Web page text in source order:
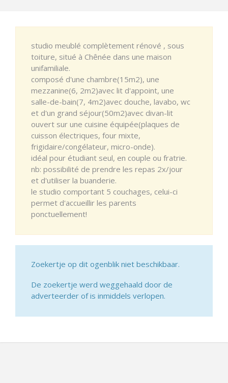
studio meublé complètement rénové , sous
toiture, situé à Chênée dans une maison
unifamiliale.
composé d'une chambre(15m2), une
mezzanine(6, 2m2)avec lit d'appoint, une
salle-de-bain(7, 4m2)avec douche, lavabo, wc
et d'un grand séjour(50m2)avec divan-lit
ouvert sur une cuisine équipée(plaques de
cuisson électriques, four mixte,
frigidaire/congélateur, micro-onde).
idéal pour étudiant seul, en couple ou fratrie.
nb: possibilité de prendre les repas 2x/jour
et d'utiliser la buanderie.
le studio comportant 5 couchages, celui-ci
permet d'accueillir les parents
ponctuellement!
Zoekertje op dit ogenblik niet beschikbaar.
De zoekertje werd weggehaald door de
adverteerder of is inmiddels verlopen.